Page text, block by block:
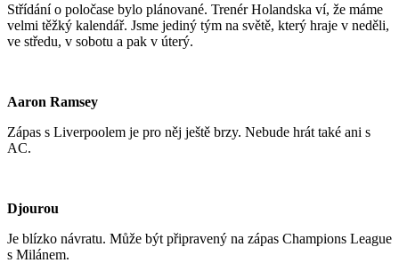
Střídání o poločase bylo plánované. Trenér Holandska ví, že máme
velmi těžký kalendář. Jsme jediný tým na světě, který hraje v neděli,
ve středu, v sobotu a pak v úterý.
Aaron Ramsey
Zápas s Liverpoolem je pro něj ještě brzy. Nebude hrát také ani s
AC.
Djourou
Je blízko návratu. Může být připravený na zápas Champions League
s Milánem.